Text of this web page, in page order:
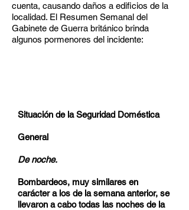
cuenta, causando daños a edificios de la
localidad. El Resumen Semanal del
Gabinete de Guerra británico brinda
algunos pormenores del incidente:
Situación de la Seguridad Doméstica
General
De noche.
Bombardeos, muy similares en
carácter a los de la semana anterior, se
llevaron a cabo todas las noches de la